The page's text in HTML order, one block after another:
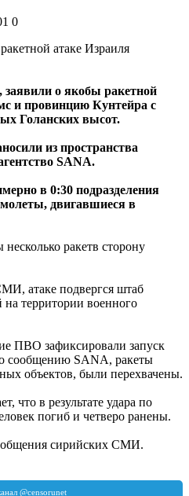
0
о якобы ракетной
и провинцию Кунтейра с
Голанских высот.
из пространства
SANA.
в 0:30 подразделения
двигавшиеся в
ракетв сторону
атаке подвергся штаб
территории военного
ПВО зафиксировали запуск
сообщению SANA, ракеты
объектов, были перехвачены.
что в результате удара по
погиб и четверо ранены.
сирийских СМИ.